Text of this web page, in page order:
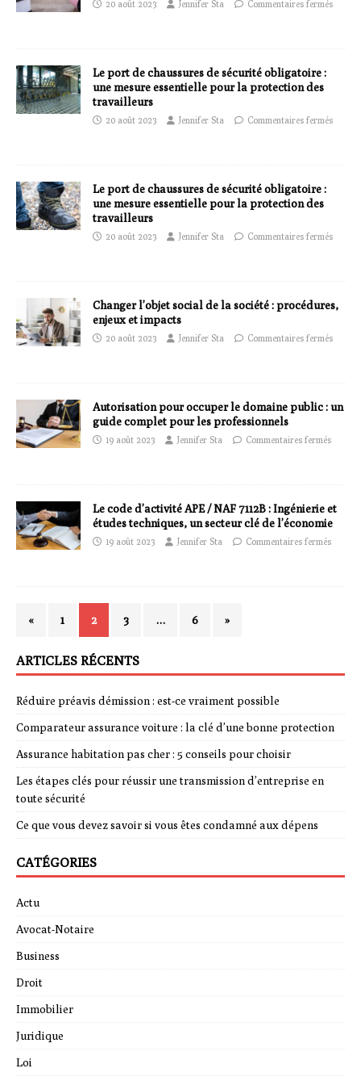
20 août 2023 Jennifer Sta Commentaires fermés
Le port de chaussures de sécurité obligatoire :
une mesure essentielle pour la protection des
travailleurs
20 août 2023 Jennifer Sta Commentaires fermés
Le port de chaussures de sécurité obligatoire :
une mesure essentielle pour la protection des
travailleurs
20 août 2023 Jennifer Sta Commentaires fermés
Changer l’objet social de la société : procédures,
enjeux et impacts
20 août 2023 Jennifer Sta Commentaires fermés
Autorisation pour occuper le domaine public : un
guide complet pour les professionnels
19 août 2023 Jennifer Sta Commentaires fermés
Le code d’activité APE / NAF 7112B : Ingénierie et
études techniques, un secteur clé de l’économie
19 août 2023 Jennifer Sta Commentaires fermés
« 1 2 3 … 6 »
ARTICLES RÉCENTS
Réduire préavis démission : est-ce vraiment possible
Comparateur assurance voiture : la clé d’une bonne protection
Assurance habitation pas cher : 5 conseils pour choisir
Les étapes clés pour réussir une transmission d’entreprise en
toute sécurité
Ce que vous devez savoir si vous êtes condamné aux dépens
CATÉGORIES
Actu
Avocat-Notaire
Business
Droit
Immobilier
Juridique
Loi